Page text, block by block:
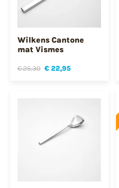
Wilkens Cantone
mat Vismes
€ 25,30 € 22,95